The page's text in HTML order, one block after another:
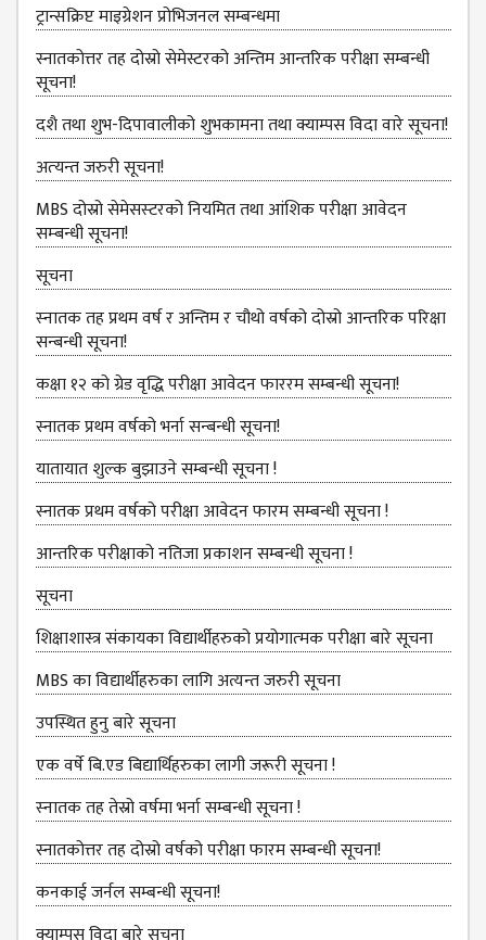
ENGLISH
DEPARTMENT
HUMANITIES &
SOCIAL
SCIENCE
DEPARTMENT
EDUCATION
DEPARTMENT
MANAGEMENT
DEPARTMENT
FACULTY
MEMBERS
TEACHING
STAFFS
NON
TEACHING
STAFFS
COURSES
BACHELOR
MANAGEMENT(BBS)
EDUCATION(B.ED)
HUMANITIES (BA)
MASTER
EDUCATION(M.ED)
MANAGEMENT
(MBS)
ACADEMIC
ट्रान्सक्रिप्ट माइग्रेशन प्रोभिजनल सम्बन्धमा
स्नातकोत्तर तह दोस्रो सेमेस्टरको अन्तिम आन्तरिक परीक्षा सम्बन्धी
सूचना!
दशै तथा शुभ-दिपावालीको शुभकामना तथा क्याम्पस विदा वारे सूचना!
अत्‍यन्‍त जरुरी सूचना!
MBS दोस्रो सेमेसस्‍टरको नियमित तथा आंशिक परीक्षा आवेदन
सम्‍बन्धी सूचना!
सूचना
स्‍नातक तह प्रथम वर्ष र अन्तिम र चौथो वर्षको दोस्रो आन्‍तरिक परिक्षा
सन्बन्धी सूचना!
कक्षा १२ को ग्रेड वृद्धि परीक्षा आवेदन फाररम सम्बन्धी सूचना!
स्नातक प्रथम वर्षको भर्ना सन्बन्धी सूचना!
यातायात शुल्‍क बुझाउने सम्बन्धी सूचना !
स्नातक प्रथम वर्षको परीक्षा आवेदन फारम सम्बन्धी सूचना !
आन्तरिक परीक्षाको नतिजा प्रकाशन सम्बन्धी सूचना !
सूचना
शिक्षाशास्त्र संकायका विद्यार्थीहरुको प्रयोगात्‍मक परीक्षा बारे सूचना
MBS का विद्यार्थीहरुका लागि अत्यन्त जरुरी सूचना
उपस्थित हुनु बारे सूचना
एक वर्षे बि.एड बिद्यार्थिहरुका लागी जरूरी सूचना !
स्‍नातक तह तेस्रो वर्षमा भर्ना सम्बन्धी सूचना !
स्नातकोत्तर तह दोस्रो वर्षको परीक्षा फारम सम्बन्धी सूचना!
कनकाई जर्नल सम्बन्धी सूचना!